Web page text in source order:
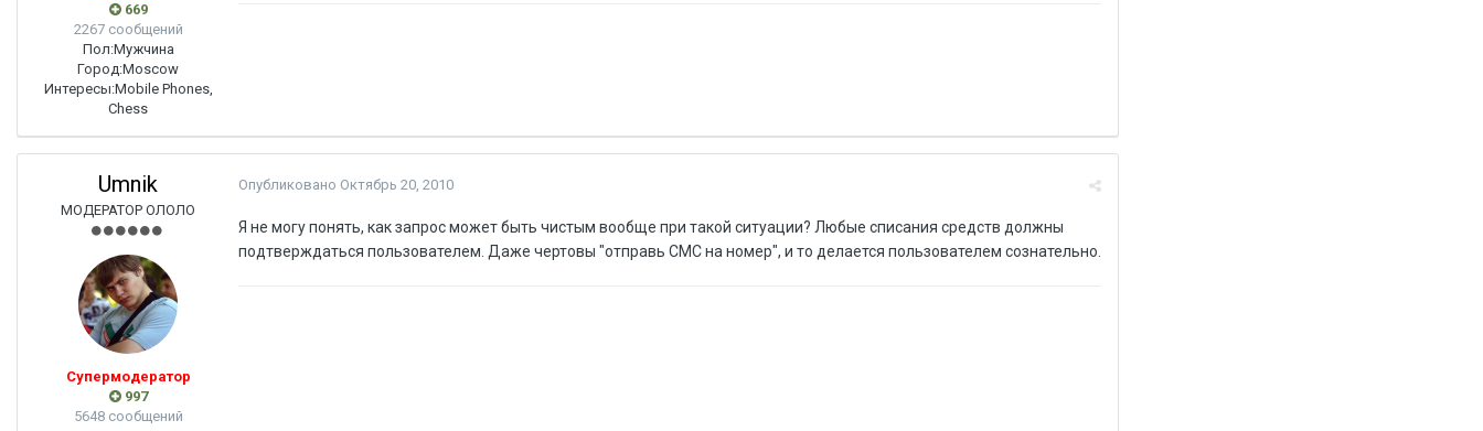
669
2267 сообщений
Пол:Мужчина
Город:Moscow
Интересы:Mobile Phones,
Chess
Umnik
МОДЕРАТОР ОЛОЛО
Супермодератор
997
5648 сообщений
Опубликовано Октябрь 20, 2010
Я не могу понять, как запрос может быть чистым вообще при такой ситуации? Любые списания средств должны
подтверждаться пользователем. Даже чертовы "отправь СМС на номер", и то делается пользователем сознательно.